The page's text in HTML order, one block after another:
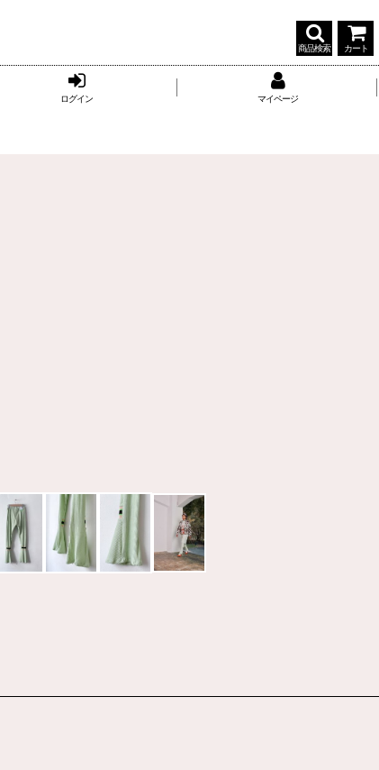
商品検索 カート
ログイン マイページ